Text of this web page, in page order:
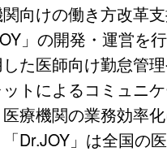
向けの働き方改革
」の開発・運営を
た医師向け勤怠管
トによるコミュニ
療機関の業務効率
Dr.JOY」は全国の